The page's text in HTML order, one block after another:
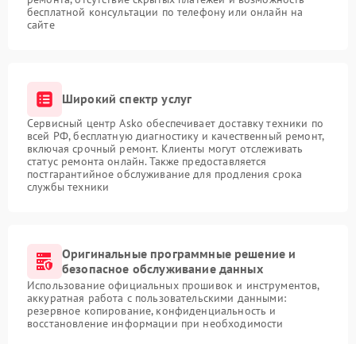
бесплатной консультации по телефону или онлайн на
сайте
Широкий спектр услуг
Сервисный центр Asko обеспечивает доставку техники по
всей РФ, бесплатную диагностику и качественный ремонт,
включая срочный ремонт. Клиенты могут отслеживать
статус ремонта онлайн. Также предоставляется
постгарантийное обслуживание для продления срока
службы техники
Оригинальные программные решение и
безопасное обслуживание данных
Использование официальных прошивок и инструментов,
аккуратная работа с пользовательскими данными:
резервное копирование, конфиденциальность и
восстановление информации при необходимости